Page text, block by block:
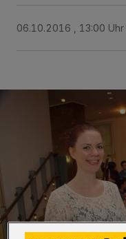
06.10.2016 , 13:00 Uhr